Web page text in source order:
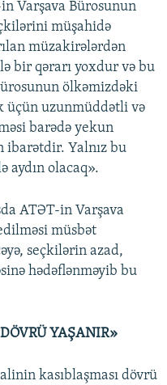
Varşava Bürosunun
müşahidə
müzakirələrdən
bir qərarı yoxdur və bu
ölkəmizdəki
üçün uzunmüddətli və
barədə yekun
ibarətdir. Yalnız bu
aydın olacaq».
ATƏT-in Varşava
müsbət
seçkilərin azad,
hədəflənməyib bu
YAŞANIR»
kasıblaşması dövrü